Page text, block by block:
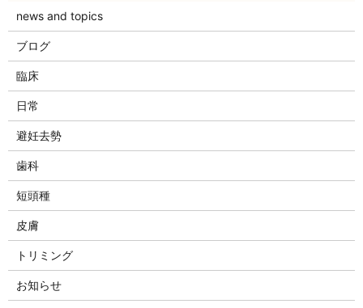
news and topics
ブログ
臨床
日常
避妊去勢
歯科
短頭種
皮膚
トリミング
お知らせ